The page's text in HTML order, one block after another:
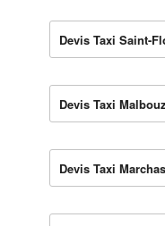
Devis Taxi Saint-
Devis Taxi
Devis Taxi